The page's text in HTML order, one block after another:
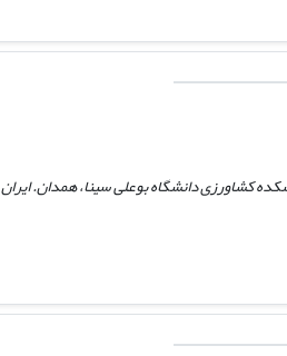
کشاورزی دانشگاه بوعلی سینا، همدان. ایران